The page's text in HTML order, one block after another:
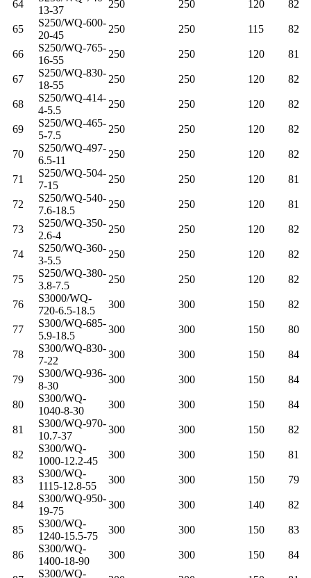
64
13-37
250 250 120 82
65
S250/WQ-600-
20-45
250 250 115 82
66
S250/WQ-765-
16-55
250 250 120 81
67
S250/WQ-830-
18-55
250 250 120 82
68
S250/WQ-414-
4-5.5
250 250 120 82
69
S250/WQ-465-
5-7.5
250 250 120 82
70
S250/WQ-497-
6.5-11
250 250 120 82
71
S250/WQ-504-
7-15
250 250 120 81
72
S250/WQ-540-
7.6-18.5
250 250 120 81
73
S250/WQ-350-
2.6-4
250 250 120 82
74
S250/WQ-360-
3-5.5
250 250 120 82
75
S250/WQ-380-
3.8-7.5
250 250 120 82
76
S3000/WQ-
720-6.5-18.5
300 300 150 82
77
S300/WQ-685-
5.9-18.5
300 300 150 80
78
S300/WQ-830-
7-22
300 300 150 84
79
S300/WQ-936-
8-30
300 300 150 84
80
S300/WQ-
1040-8-30
300 300 150 84
81
S300/WQ-970-
10.7-37
300 300 150 82
82
S300/WQ-
1000-12.2-45
300 300 150 81
83
S300/WQ-
1115-12.8-55
300 300 150 79
84
S300/WQ-950-
19-75
300 300 140 82
85
S300/WQ-
1240-15.5-75
300 300 150 83
86
S300/WQ-
1400-18-90
300 300 150 84
S300/WQ-